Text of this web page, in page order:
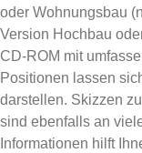
oder Wohnungsbau
Version Hochbau
CD-ROM mit
Positionen lassen
darstellen. Skizzen
sind ebenfalls an
Informationen hilft